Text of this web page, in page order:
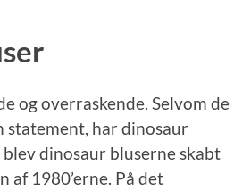
og overraskende. Selvom de
statement, har dinosaur
dinosaur bluserne skabt
af 1980’erne. På det